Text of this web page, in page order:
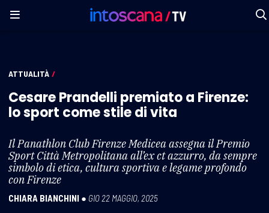
ATTUALITÀ /
Cesare Prandelli premiato a Firenze:
lo sport come stile di vita
Il Panathlon Club Firenze Medicea assegna il Premio
Sport Città Metropolitana all’ex ct azzurro, da sempre
simbolo di etica, cultura sportiva e legame profondo
con Firenze
CHIARA BIANCHINI ● GIO 22 MAGGIO, 2025